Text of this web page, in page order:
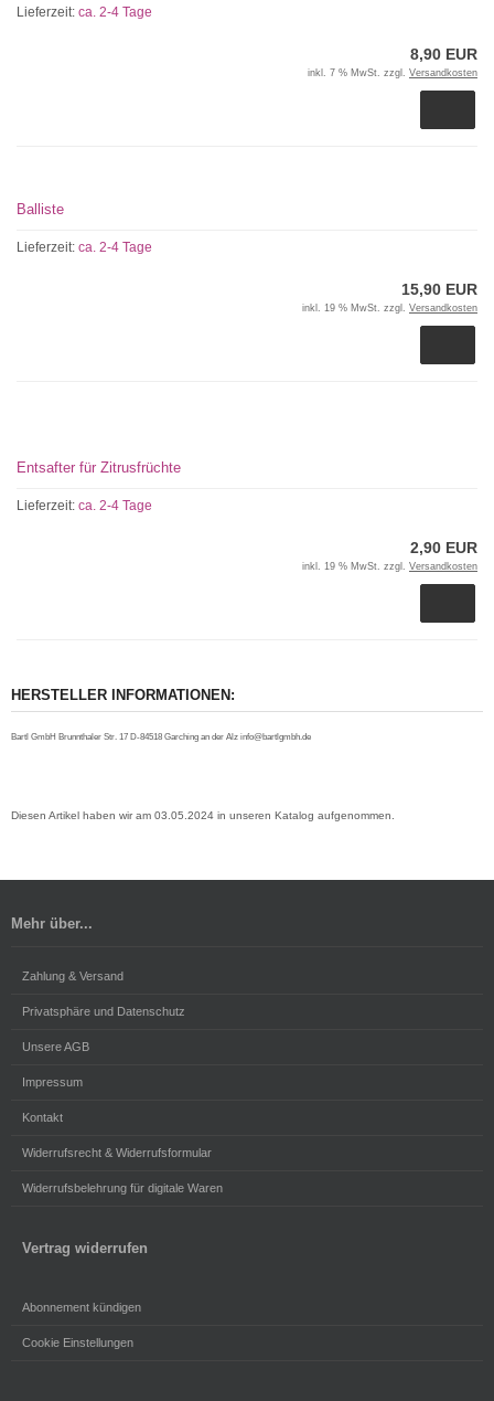
Lieferzeit: ca. 2-4 Tage
8,90 EUR
inkl. 7 % MwSt. zzgl. Versandkosten
Balliste
Lieferzeit: ca. 2-4 Tage
15,90 EUR
inkl. 19 % MwSt. zzgl. Versandkosten
Entsafter für Zitrusfrüchte
Lieferzeit: ca. 2-4 Tage
2,90 EUR
inkl. 19 % MwSt. zzgl. Versandkosten
HERSTELLER INFORMATIONEN:
Bartl GmbH Brunnthaler Str. 17 D-84518 Garching an der Alz info@bartlgmbh.de
Diesen Artikel haben wir am 03.05.2024 in unseren Katalog aufgenommen.
Mehr über...
Zahlung & Versand
Privatsphäre und Datenschutz
Unsere AGB
Impressum
Kontakt
Widerrufsrecht & Widerrufsformular
Widerrufsbelehrung für digitale Waren
Vertrag widerrufen
Abonnement kündigen
Cookie Einstellungen